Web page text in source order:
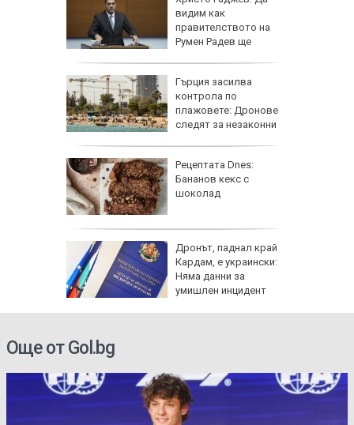
видим как
правителството на
Румен Радев ще
Гърция засилва
контрола по
плажовете: Дронове
следят за незаконни
Рецептата Dnes:
Бананов кекс с
шоколад
Дронът, паднал край
Кардам, е украински:
Няма данни за
умишлен инцидент
Още от Gol.bg